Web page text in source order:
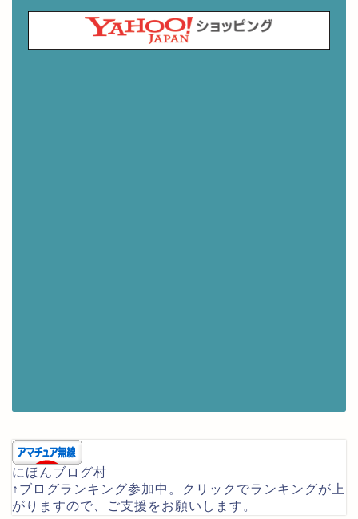
にほんブログ村
↑ブログランキング参加中。クリックでランキングが上
がりますので、ご支援をお願いします。